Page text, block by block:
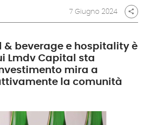
7 Giugno 2024 share
& beverage e hospitality è
Lmdv Capital sta
mira a
la comunità